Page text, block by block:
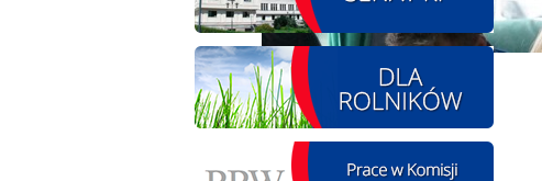
SIERPIEŃ
09
09.08.2026 r. -
Jubileusz OSP. Żerniki
czytaj więcej